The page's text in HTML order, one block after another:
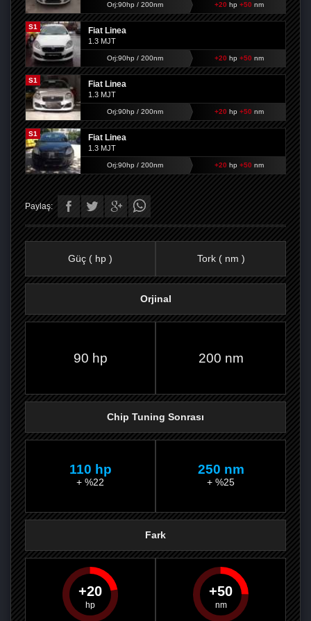
Orj:90hp / 200nm +20 hp +50 nm
S1 Fiat Linea
1.3 MJT
Orj:90hp / 200nm +20 hp +50 nm
S1 Fiat Linea
1.3 MJT
Orj:90hp / 200nm +20 hp +50 nm
S1 Fiat Linea
1.3 MJT
Orj:90hp / 200nm +20 hp +50 nm
Paylaş:
PAYLAŞPAYLAŞPLUS'TA
Güç ( hp ) Tork ( nm )
Orjinal
90 hp 200 nm
Chip Tuning Sonrası
110 hp
+ %22
250 nm
+ %25
Fark
20 50